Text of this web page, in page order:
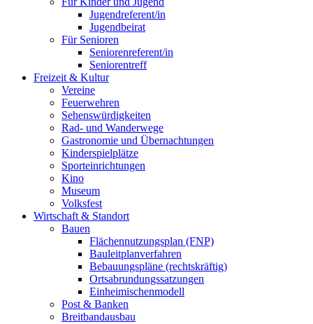
Jugendreferent/in
Jugendbeirat
Für Senioren
Seniorenreferent/in
Seniorentreff
Freizeit & Kultur
Vereine
Feuerwehren
Sehenswürdigkeiten
Rad- und Wanderwege
Gastronomie und Übernachtungen
Kinderspielplätze
Sporteinrichtungen
Kino
Museum
Volksfest
Wirtschaft & Standort
Bauen
Flächennutzungsplan (FNP)
Bauleitplanverfahren
Bebauungspläne (rechtskräftig)
Ortsabrundungssatzungen
Einheimischenmodell
Post & Banken
Breitbandausbau